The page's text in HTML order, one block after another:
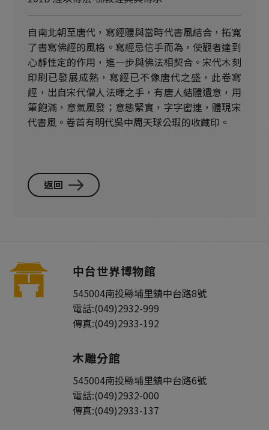
自南北朝至唐代，寫經體與當時代書風結合，拓寬
了書寫佛經的風格。寫經忌信手而為，使觀者達到
心靜性定的作用，進一步與佛法相契合。宋代木刻
印刷已發展成熟，寫經已不像唐代之盛，此卷寫
經，出自宋代僧人法暉之手，有唐人結體遺意，用
筆飽滿，意氣風發；意態緊實，字字密連，體現宋
代書風。卷首有明代吳中周天球公瑕的收藏印。
返回
中台世界博物館
545004南投縣埔里鎮中台路8號
電話:(049)2932-999
傳真:(049)2933-192
木雕分館
545004南投縣埔里鎮中台路6號
電話:(049)2932-000
傳真:(049)2933-137